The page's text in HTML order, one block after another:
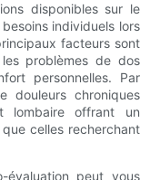
disponibles sur le
individuels lors
facteurs sont
problèmes de dos
personnelles. Par
douleurs chroniques
lombaire offrant un
celles recherchant
peut vous